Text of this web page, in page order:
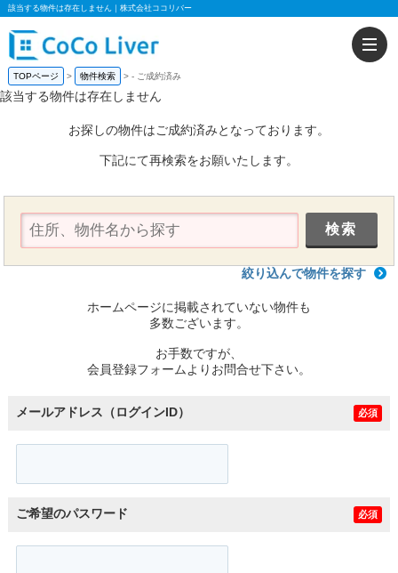
該当する物件は存在しません｜株式会社ココリバー
TOPページ 物件検索 - ご成約済み
該当する物件は存在しません
お探しの物件はご成約済みとなっております。
下記にて再検索をお願いたします。
絞り込んで物件を探す
ホームページに掲載されていない物件も
多数ございます。
お手数ですが、
会員登録フォームよりお問合せ下さい。
メールアドレス（ログインID） 必須
ご希望のパスワード 必須